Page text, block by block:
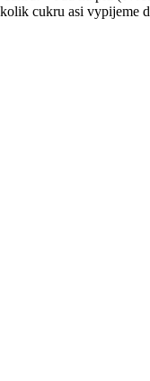
cukru asi vypijeme